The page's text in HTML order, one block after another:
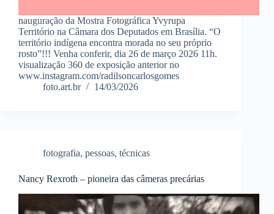
nauguração da Mostra Fotográfica Yvyrupa
Território na Câmara dos Deputados em Brasília. “O
território indígena encontra morada no seu próprio
rosto”!!! Venha conferir, dia 26 de março 2026 11h.
visualização 360 de exposição anterior no
www.instagram.com/radilsoncarlosgomes
foto.art.br
14/03/2026
fotografia, pessoas, técnicas
Nancy Rexroth – pioneira das câmeras precárias